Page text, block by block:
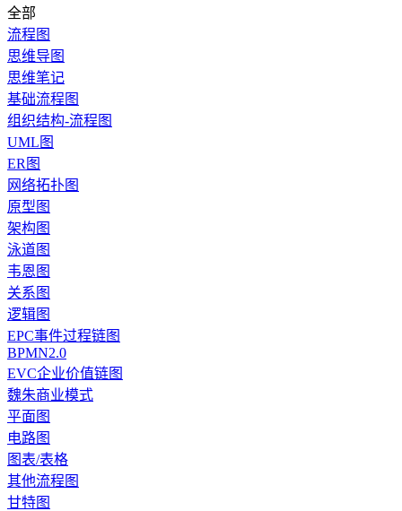
全部
流程图
思维导图
思维笔记
基础流程图
组织结构-流程图
UML图
ER图
网络拓扑图
原型图
架构图
泳道图
韦恩图
关系图
逻辑图
EPC事件过程链图
BPMN2.0
EVC企业价值链图
魏朱商业模式
平面图
电路图
图表/表格
其他流程图
甘特图